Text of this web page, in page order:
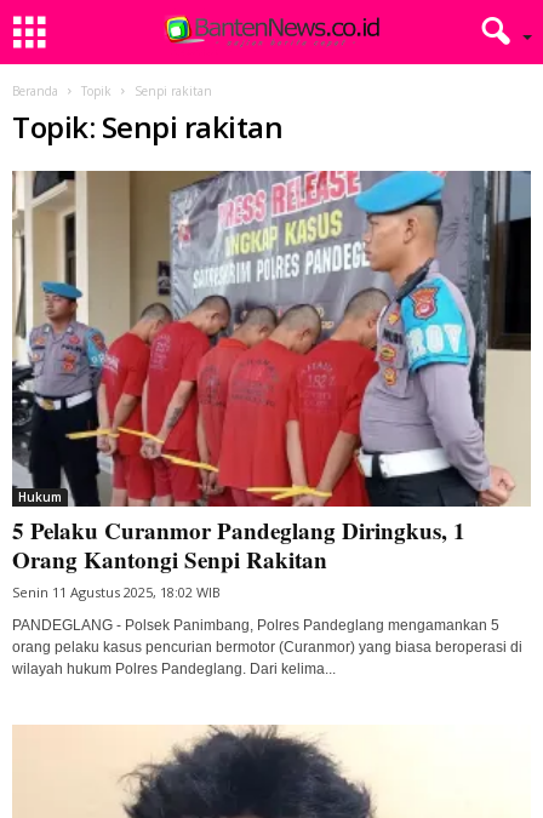
Beranda Topik Senpi rakitan
Topik: Senpi rakitan
Hukum
5 Pelaku Curanmor Pandeglang Diringkus, 1
Orang Kantongi Senpi Rakitan
Senin 11 Agustus 2025, 18:02 WIB
PANDEGLANG - Polsek Panimbang, Polres Pandeglang mengamankan 5
orang pelaku kasus pencurian bermotor (Curanmor) yang biasa beroperasi di
wilayah hukum Polres Pandeglang. Dari kelima...